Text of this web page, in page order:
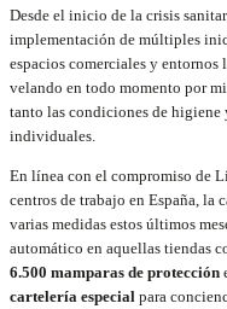
Desde el inicio de la crisis
implementación de múltiples
espacios comerciales y entornos
velando en todo momento por
tanto las condiciones de
individuales.
En línea con el compromiso de
centros de trabajo en España, la
varias medidas estos últimos
automático en aquellas tiendas
6.500 mamparas de protección
cartelería especial para